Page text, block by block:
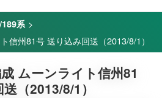
系 >
信州81号 送り込み回送（2013/8/1）
ムーンライト信州81
（2013/8/1）